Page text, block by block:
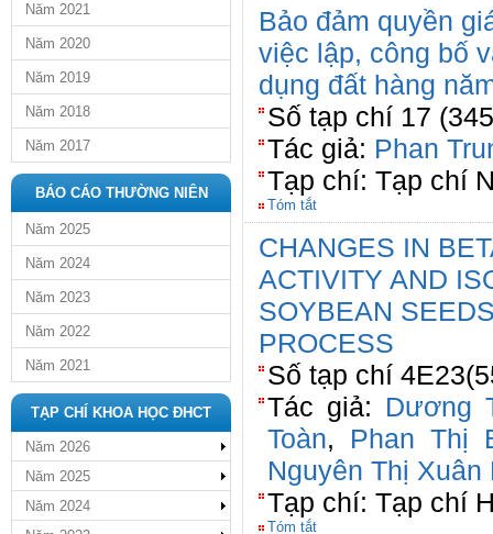
Năm 2021
Năm 2020
Năm 2019
Năm 2018
Năm 2017
BÁO CÁO THƯỜNG NIÊN
Năm 2025
Năm 2024
Năm 2023
Năm 2022
Năm 2021
TẠP CHÍ KHOA HỌC ĐHCT
Năm 2026
Năm 2025
Năm 2024
Bảo đảm quyền
việc lập, công bố
dụng đất hàng
Số tạp chí 17
Tác giả: Phan
Tạp chí: Tạp chí
Tóm tắt
CHANGES IN
ACTIVITY AND
SOYBEAN
PROCESS
Số tạp chí
Tác giả: Dương
Toàn, Phan Thị
Nguyên Thị Xuân
Tạp chí: Tạp chí
Tóm tắt